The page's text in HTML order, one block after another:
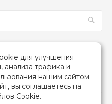
для улучшения
анализа трафика и
нашим сайтом.
вы соглашаетесь на
Cookie.